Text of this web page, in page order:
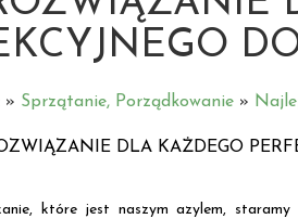
» Sprzątanie, Porządkowanie »
DLA KAŻDEGO
które jest naszym azylem,